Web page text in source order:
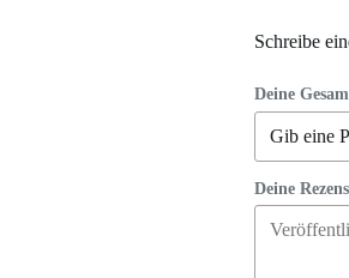
Schreibe
Deine
Deine